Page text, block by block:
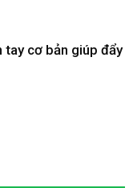
tay cơ bản giúp đẩy